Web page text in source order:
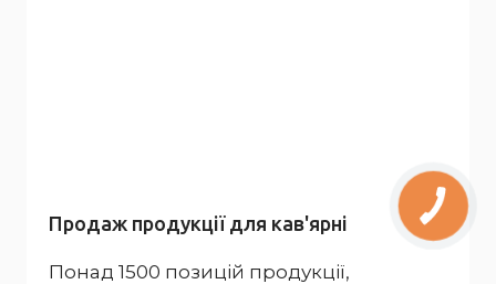
Продаж продукції для кав'ярні
Понад 1500 позицій продукції,